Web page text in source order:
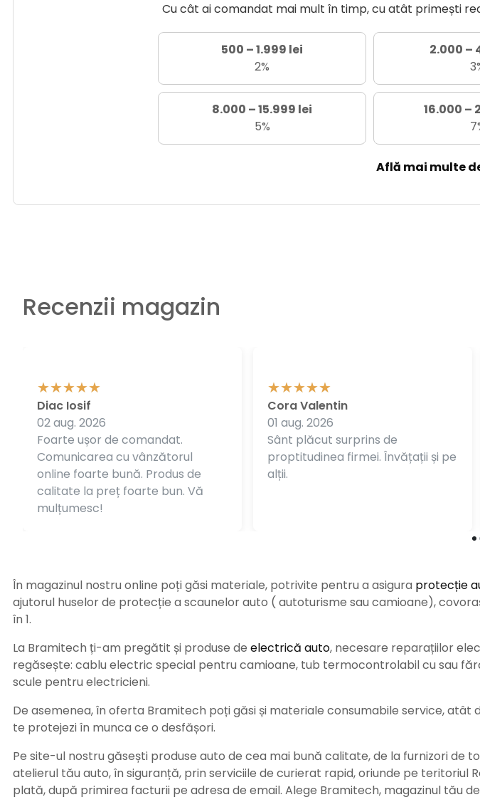
Cu cât ai comandat mai mult în timp, cu atât primești
500 – 1.999 lei
2%
2.000 –
8.000 – 15.999 lei
5%
16.000 –
Află mai multe
Recenzii magazin
Foarte ușor de comandat.
Comunicarea cu vânzătorul
online foarte bună. Produs de
calitate la preț foarte bun. Vă
mulțumesc!
Diac Iosif
02 aug. 2026
Sânt plăcut surprins de
proptitudinea firmei. Învățații și pe
alții.
Cora Valentin
01 aug. 2026
În magazinul nostru online poți găsi materiale, potrivite pentru a asigura protecție
ajutorul huselor de protecție a scaunelor auto ( autoturisme sau camioane),
în 1.
La Bramitech ți-am pregătit și produse de electrică auto, necesare reparațiilor
regăsește: cablu electric special pentru camioane, tub termocontrolabil cu sau
scule pentru electricieni.
De asemenea, în oferta Bramitech poți găsi și materiale consumabile service,
te protejezi în munca ce o desfășori.
Pe site-ul nostru găsești produse auto de cea mai bună calitate, de la furnizori
atelierul tău auto, în siguranță, prin serviciile de curierat rapid, oriunde pe teritoriul
plată, după primirea facturii pe adresa de email. Alege Bramitech, magazinul tău